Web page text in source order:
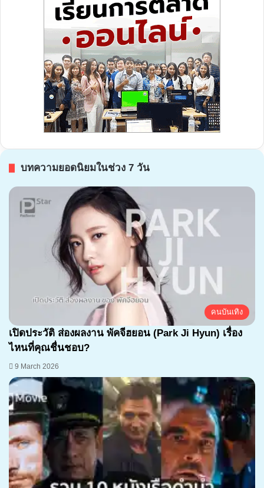
บทความยอดนิยมในช่วง 7 วัน
คนบันเทิง
เปิดประวัติ ส่องผลงาน พัคจีฮยอน (Park Ji Hyun) เรื่อง
ไหนที่คุณชื่นชอบ?
9 March 2026